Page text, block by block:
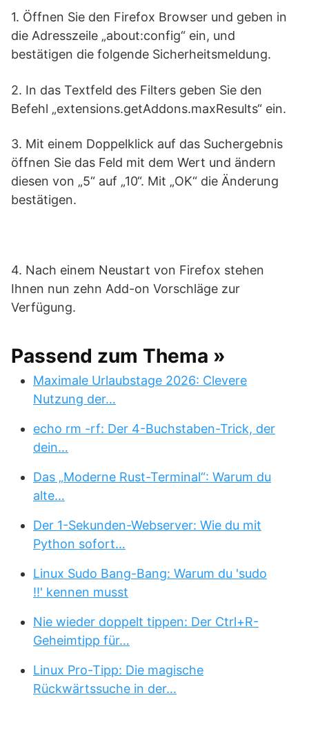
1. Öffnen Sie den Firefox Browser und geben in
die Adresszeile „about:config“ ein, und
bestätigen die folgende Sicherheitsmeldung.
2. In das Textfeld des Filters geben Sie den
Befehl „extensions.getAddons.maxResults“ ein.
3. Mit einem Doppelklick auf das Suchergebnis
öffnen Sie das Feld mit dem Wert und ändern
diesen von „5“ auf „10“. Mit „OK“ die Änderung
bestätigen.
4. Nach einem Neustart von Firefox stehen
Ihnen nun zehn Add-on Vorschläge zur
Verfügung.
Passend zum Thema »
Maximale Urlaubstage 2026: Clevere
Nutzung der…
echo rm -rf: Der 4-Buchstaben-Trick, der
dein…
Das „Moderne Rust-Terminal“: Warum du
alte…
Der 1-Sekunden-Webserver: Wie du mit
Python sofort…
Linux Sudo Bang-Bang: Warum du 'sudo
!!' kennen musst
Nie wieder doppelt tippen: Der Ctrl+R-
Geheimtipp für…
Linux Pro-Tipp: Die magische
Rückwärtssuche in der…